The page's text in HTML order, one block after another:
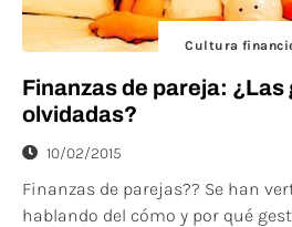
Cultura
Finanzas de pareja: ¿Las
olvidadas?
10/02/2015
Finanzas de parejas?? Se han
hablando del cómo y por qué